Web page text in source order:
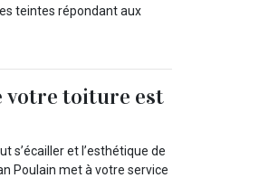
teintes répondant aux
votre toiture est
s’écailler et l’esthétique de
Poulain met à votre service